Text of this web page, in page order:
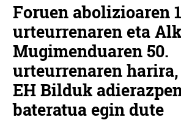
Foruen abolizioaren
urteurrenaren eta
Mugimenduaren 50.
urteurrenaren
EH Bilduk
bateratua egin dute